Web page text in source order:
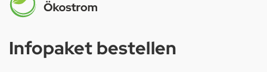
Infopaket bestellen